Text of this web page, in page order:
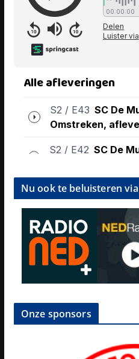
Nu ook te beluisteren via
Onze sponsors